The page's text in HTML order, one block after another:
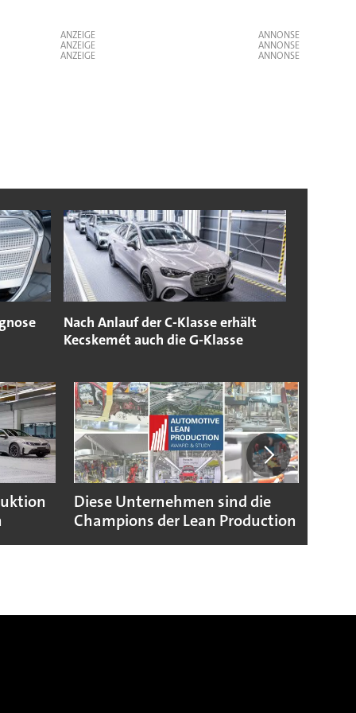
ANZEIGE
ANZEIGE
ANZEIGE
Nach Anlauf der C-Klasse erhält
Kecskemét auch die G-Klasse
Diese Unternehmen sind die
Champions der Lean Production